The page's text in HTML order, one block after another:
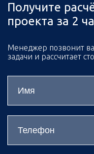
Получите
проекта за 2
Менеджер позвонит
задачи и рассчитает